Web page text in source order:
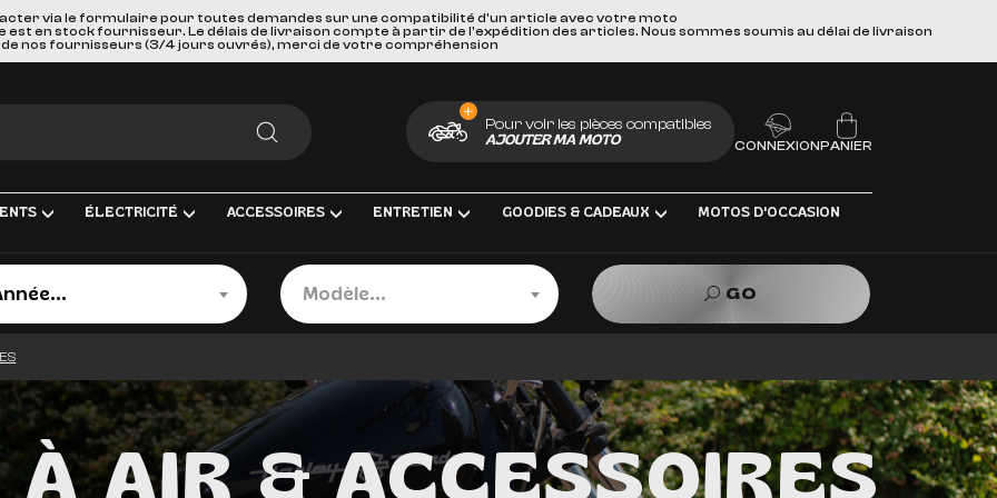
via le formulaire pour toutes demandes sur une compatibilité d'un article avec votre moto
en stock fournisseur. Le délais de livraison compte à partir de l'expédition des articles. Nous sommes soumis au délai de livraison
de nos fournisseurs (3/4 jours ouvrés), merci de votre compréhension
RECHERCHER
Pour voir les pièces compatibles
AJOUTER MA MOTO
CONNEXIONPANIER
COMPLÈTE
INTERMÉDIAIRES ET EMBOUTS
& ACCESSOIRES
ÉLECTRICITÉ
ET MESURE
DE BATTERIE
D'ALLUMAGE
ACCESSOIRES
SÉCURITÉ ET DE TRANSPORTS
ACCESSOIRES DIVERS
PAREBRISES ET CARENAGES
ENTRETIEN
HUILES, PRODUIT CHIMIQUES ET LUBRIFIANTS
FILTRES
BOUGIES D'ALLUMAGE
BATTERIES
GOODIES & CADEAUX
GOODIES
MOTOS D'OCCASION
Modèle
Modèle... GO
AIR & ACCESSOIRES